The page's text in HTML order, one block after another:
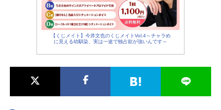
【くじメイト】今井文也のくじメイトVol.4～チャラめ
に見える幼馴染、実は一途で独占欲が強いんです～